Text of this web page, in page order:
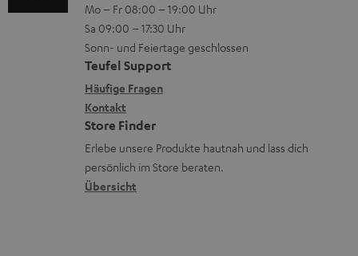
n
e
r
s
a
n
d
z
u
r
G
a
r
a
n
r
ä
t
e
R
ü
c
k
-
L
e
x
i
k
o
n
n
t
a
k
t
d
a
t
Mo – Fr 08:00 – 19:00 Uhr
Sa 09:00 – 17:30 Uhr
Sonn- und Feiertage geschlossen
Teufel Support
Häufige Fragen
Kontakt
Store Finder
Erlebe unsere Produkte hautnah und lass dich
persönlich im Store beraten.
Übersicht